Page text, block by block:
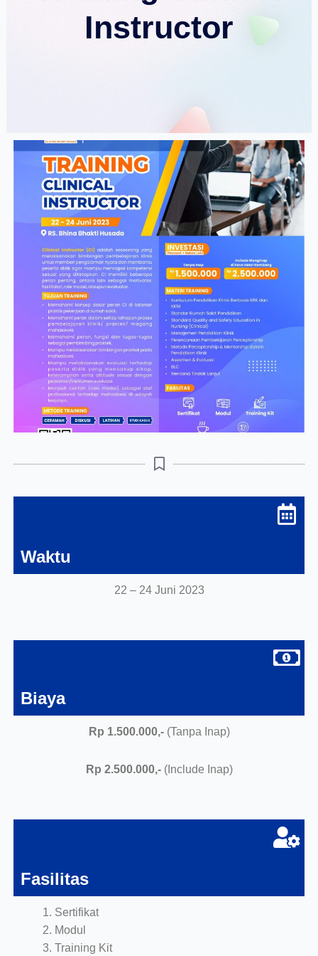
Instructor
Waktu
22 – 24 Juni 2023
Biaya
Rp 1.500.000,- (Tanpa Inap)
Rp 2.500.000,- (Include Inap)
Fasilitas
Sertifikat
Modul
Training Kit